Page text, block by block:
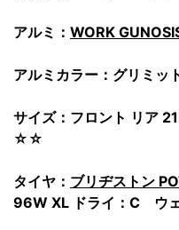
アルミ： WORK
アルミカラー：グリミッ
サイズ：フロント リア
☆☆
タイヤ： ブリヂストン
96W XL ドライ：C ウ